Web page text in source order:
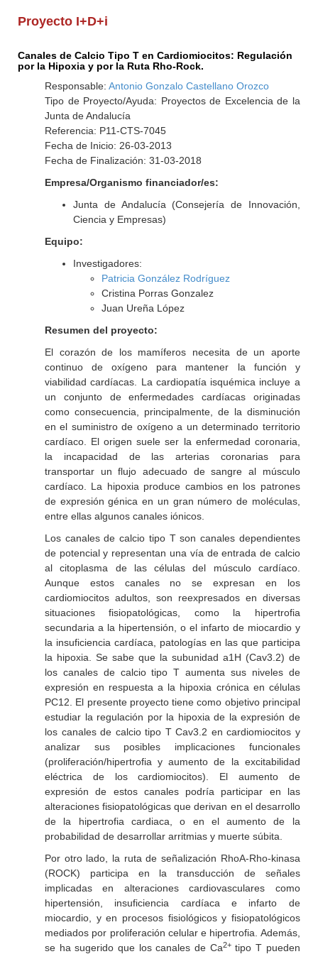
Proyecto I+D+i
Canales de Calcio Tipo T en Cardiomiocitos: Regulación
por la Hipoxia y por la Ruta Rho-Rock.
Responsable: Antonio Gonzalo Castellano Orozco
Tipo de Proyecto/Ayuda: Proyectos de Excelencia de la
Junta de Andalucía
Referencia: P11-CTS-7045
Fecha de Inicio: 26-03-2013
Fecha de Finalización: 31-03-2018
Empresa/Organismo financiador/es:
Junta de Andalucía (Consejería de Innovación,
Ciencia y Empresas)
Equipo:
Investigadores:
Patricia González Rodríguez
Cristina Porras Gonzalez
Juan Ureña López
Resumen del proyecto:
El corazón de los mamíferos necesita de un aporte
continuo de oxígeno para mantener la función y
viabilidad cardíacas. La cardiopatía isquémica incluye a
un conjunto de enfermedades cardíacas originadas
como consecuencia, principalmente, de la disminución
en el suministro de oxígeno a un determinado territorio
cardíaco. El origen suele ser la enfermedad coronaria,
la incapacidad de las arterias coronarias para
transportar un flujo adecuado de sangre al músculo
cardíaco. La hipoxia produce cambios en los patrones
de expresión génica en un gran número de moléculas,
entre ellas algunos canales iónicos.
Los canales de calcio tipo T son canales dependientes
de potencial y representan una vía de entrada de calcio
al citoplasma de las células del músculo cardíaco.
Aunque estos canales no se expresan en los
cardiomiocitos adultos, son reexpresados en diversas
situaciones fisiopatológicas, como la hipertrofia
secundaria a la hipertensión, o el infarto de miocardio y
la insuficiencia cardíaca, patologías en las que participa
la hipoxia. Se sabe que la subunidad a1H (Cav3.2) de
los canales de calcio tipo T aumenta sus niveles de
expresión en respuesta a la hipoxia crónica en células
PC12. El presente proyecto tiene como objetivo principal
estudiar la regulación por la hipoxia de la expresión de
los canales de calcio tipo T Cav3.2 en cardiomiocitos y
analizar sus posibles implicaciones funcionales
(proliferación/hipertrofia y aumento de la excitabilidad
eléctrica de los cardiomiocitos). El aumento de
expresión de estos canales podría participar en las
alteraciones fisiopatológicas que derivan en el desarrollo
de la hipertrofia cardiaca, o en el aumento de la
probabilidad de desarrollar arritmias y muerte súbita.
Por otro lado, la ruta de señalización RhoA-Rho-kinasa
(ROCK) participa en la transducción de señales
implicadas en alteraciones cardiovasculares como
hipertensión, insuficiencia cardíaca e infarto de
miocardio, y en procesos fisiológicos y fisiopatológicos
mediados por proliferación celular e hipertrofia. Además,
se ha sugerido que los canales de Ca2+tipo T pueden